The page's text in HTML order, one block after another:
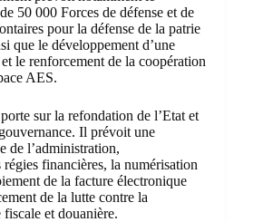
50 000 Forces de défense et de
pour la défense de la patrie
que le développement d’une
le renforcement de la coopération
AES.
porte sur la refondation de l’Etat et
Il prévoit une
de l’administration,
financières, la numérisation
de la facture électronique
de la lutte contre la
et douanière.